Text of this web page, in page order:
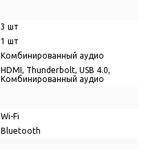
3 шт
1 шт
Комбинированный аудио
HDMI, Thunderbolt, USB 4.0,
Комбинированный аудио
Wi-Fi
Bluetooth